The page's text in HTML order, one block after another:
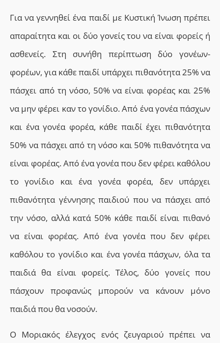
Για να γεννηθεί ένα παιδί με Κυστική Ίνωση πρέπει
απαραίτητα και οι δύο γονείς του να είναι φορείς ή
ασθενείς. Στη συνήθη περίπτωση δύο γονέων-
φορέων, για κάθε παιδί υπάρχει πιθανότητα 25% να
πάσχει από τη νόσο, 50% να είναι φορέας και 25%
να μην φέρει καν το γονίδιο. Από ένα γονέα πάσχων
και ένα γονέα φορέα, κάθε παιδί έχει πιθανότητα
50% να πάσχει από τη νόσο και 50% πιθανότητα να
είναι φορέας. Από ένα γονέα που δεν φέρει καθόλου
το γονίδιο και ένα γονέα φορέα, δεν υπάρχει
πιθανότητα γέννησης παιδιού που να πάσχει από
την νόσο, αλλά κατά 50% κάθε παιδί είναι πιθανό
να είναι φορέας. Από ένα γονέα που δεν φέρει
καθόλου το γονίδιο και ένα γονέα πάσχων, όλα τα
παιδιά θα είναι φορείς. Τέλος, δύο γονείς που
πάσχουν προφανώς μπορούν να κάνουν μόνο
παιδιά που θα νοσούν.
Ο Μοριακός έλεγχος ενός ζευγαριού πρέπει να